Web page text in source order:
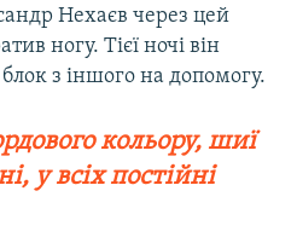
Нехаєв через цей
ногу. Тієї ночі він
з іншого на допомогу.
кольору, шиї
у всіх постійні